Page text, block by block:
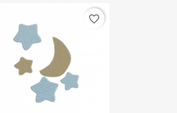
favorite_border